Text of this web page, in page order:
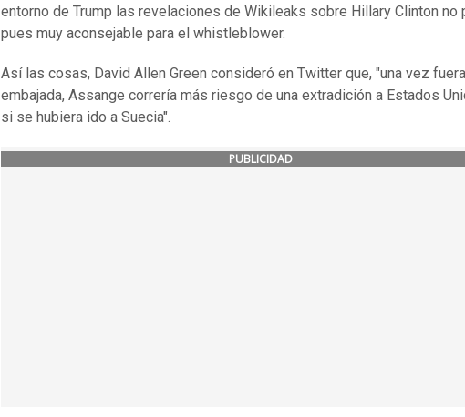
entorno de Trump las revelaciones de Wikileaks sobre Hillary Clinton no
pues muy aconsejable para el whistleblower.
Así las cosas, David Allen Green consideró en Twitter que, "una vez
embajada, Assange correría más riesgo de una extradición a Estados
si se hubiera ido a Suecia".
PUBLICIDAD